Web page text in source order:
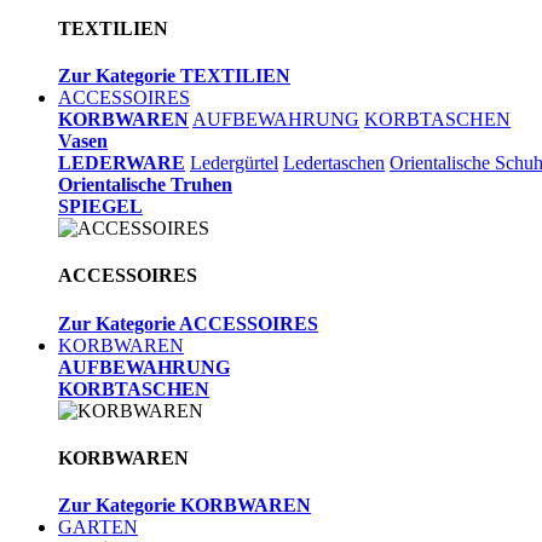
TEXTILIEN
Zur Kategorie TEXTILIEN
ACCESSOIRES
KORBWAREN AUFBEWAHRUNG KORBTASCHEN
Vasen
LEDERWARE Ledergürtel Ledertaschen Orientalische
Orientalische Truhen
SPIEGEL
ACCESSOIRES
Zur Kategorie ACCESSOIRES
KORBWAREN
AUFBEWAHRUNG
KORBTASCHEN
KORBWAREN
Zur Kategorie KORBWAREN
GARTEN